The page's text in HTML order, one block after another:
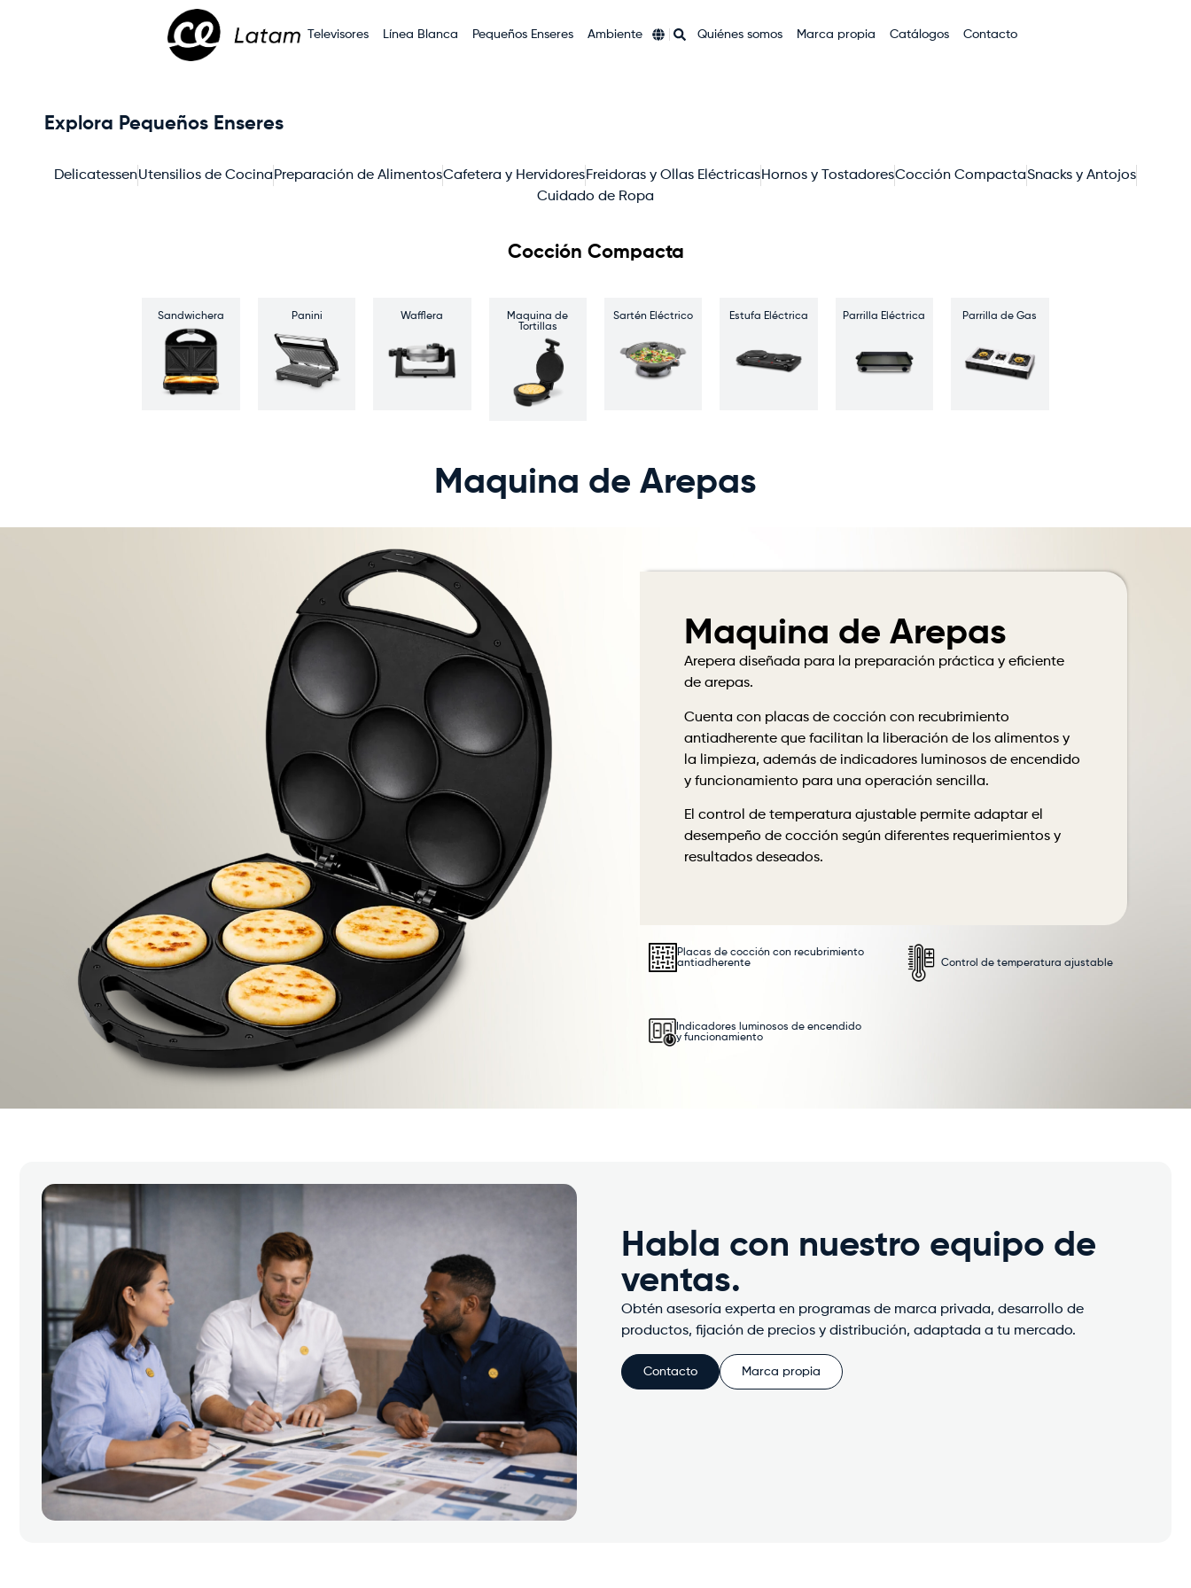
Televisores Línea Blanca Pequeños Enseres Ambiente Quiénes somos Marca propia Catálogos Contacto
Explora Pequeños Enseres
DelicatessenUtensilios de Cocina Preparación de AlimentosCafetera y HervidoresFreidoras y Ollas EléctricasHornos y TostadoresCocción CompactaSnacks y Antojos
Cuidado de Ropa
Cocción Compacta
Sandwichera Panini Wafflera
Maquina de
Tortillas
Sartén Eléctrico Estufa Eléctrica Parrilla Eléctrica Parrilla de Gas
Maquina de Arepas
Maquina de Arepas
Arepera diseñada para la preparación práctica y eficiente
de arepas.
Cuenta con placas de cocción con recubrimiento
antiadherente que facilitan la liberación de los alimentos y
la limpieza, además de indicadores luminosos de encendido
y funcionamiento para una operación sencilla.
El control de temperatura ajustable permite adaptar el
desempeño de cocción según diferentes requerimientos y
resultados deseados.
Placas de cocción con recubrimiento
antiadherente
Control de temperatura ajustable
Indicadores luminosos de encendido
y funcionamiento
Habla con nuestro equipo de
ventas.
Obtén asesoría experta en programas de marca privada, desarrollo de
productos, fijación de precios y distribución, adaptada a tu mercado.
Contacto Marca propia